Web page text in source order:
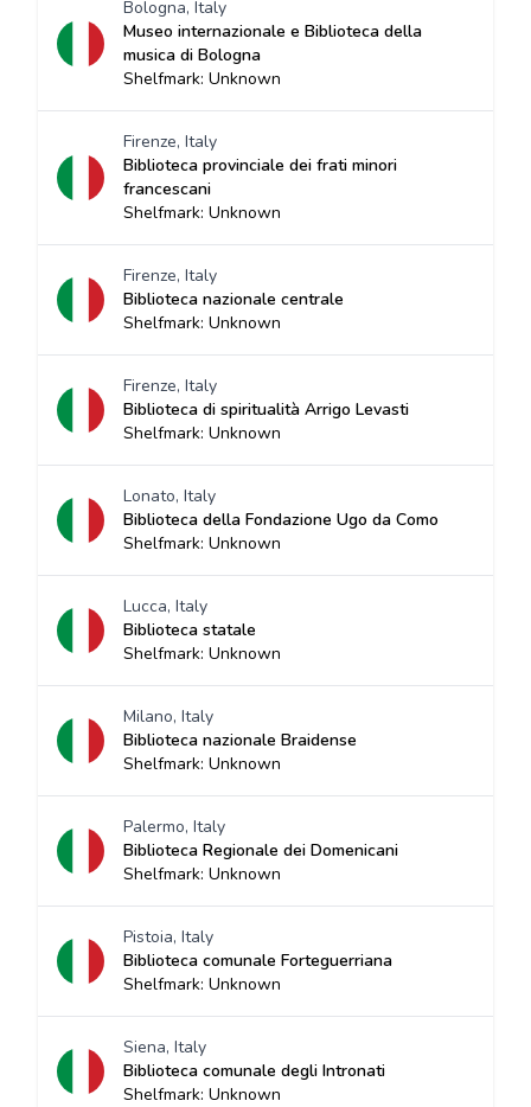
Bologna, Italy
Museo internazionale e Biblioteca della
musica di Bologna
Shelfmark: Unknown
Firenze, Italy
Biblioteca provinciale dei frati minori
francescani
Shelfmark: Unknown
Firenze, Italy
Biblioteca nazionale centrale
Shelfmark: Unknown
Firenze, Italy
Biblioteca di spiritualità Arrigo Levasti
Shelfmark: Unknown
Lonato, Italy
Biblioteca della Fondazione Ugo da Como
Shelfmark: Unknown
Lucca, Italy
Biblioteca statale
Shelfmark: Unknown
Milano, Italy
Biblioteca nazionale Braidense
Shelfmark: Unknown
Palermo, Italy
Biblioteca Regionale dei Domenicani
Shelfmark: Unknown
Pistoia, Italy
Biblioteca comunale Forteguerriana
Shelfmark: Unknown
Siena, Italy
Biblioteca comunale degli Intronati
Shelfmark: Unknown